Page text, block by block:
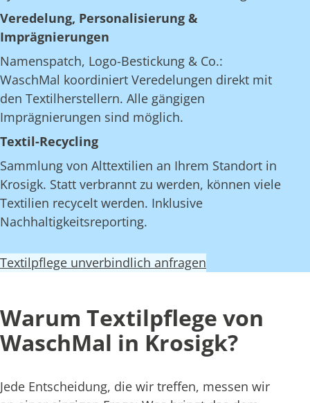
Veredelung, Personalisierung &
Imprägnierungen
Namenspatch, Logo-Bestickung & Co.:
WaschMal koordiniert Veredelungen direkt mit
den Textilherstellern. Alle gängigen
Imprägnierungen sind möglich.
Textil-Recycling
Sammlung von Alttextilien an Ihrem Standort in
Krosigk. Statt verbrannt zu werden, können viele
Textilien recycelt werden. Inklusive
Nachhaltigkeitsreporting.
Textilpflege unverbindlich anfragen
Warum Textilpflege von
WaschMal in Krosigk?
Jede Entscheidung, die wir treffen, messen wir